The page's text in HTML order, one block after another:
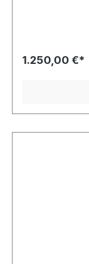
1.250,00 €*